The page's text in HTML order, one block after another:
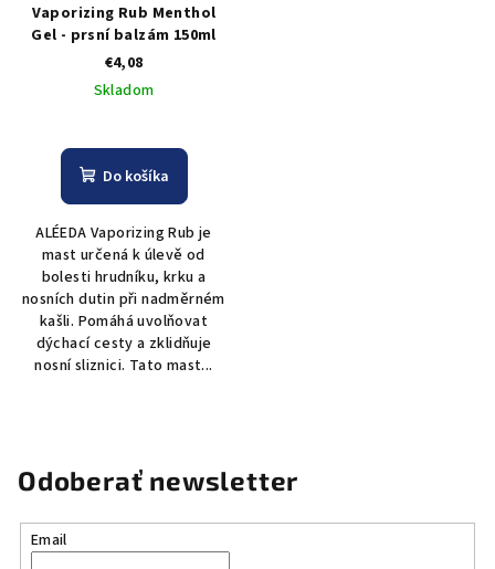
Vaporizing Rub Menthol
Gel - prsní balzám 150ml
€4,08
Skladom
Do košíka
ALÉEDA Vaporizing Rub je
mast určená k úlevě od
bolesti hrudníku, krku a
nosních dutin při nadměrném
kašli. Pomáhá uvolňovat
dýchací cesty a zklidňuje
nosní sliznici. Tato mast...
Odoberať newsletter
Email